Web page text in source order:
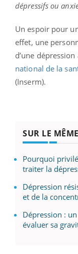
dépressifs ou
Un espoir pour
effet, une
d’une
national de la
(Inserm).
SUR LE
Pourquoi
traiter la
Dépression
et de la
Dépression :
évaluer sa